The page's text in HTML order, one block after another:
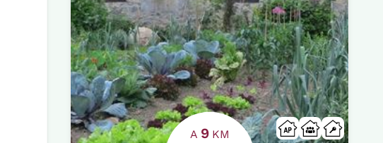
A 9KM